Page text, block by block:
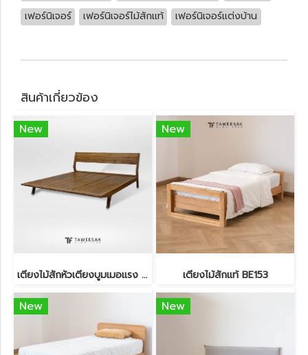
เฟอร์นิเจอร์
เฟอร์นิเจอร์ไม้สักแท้ เฟอร์นิเจอร์แต่งบ้าน
สินค้าเกี่ยวข้อง
New
เตียงไม้สักหัวเตียงบูมเมอแรง BE116
New
เตียงไม้สักแท้ BE153
New New